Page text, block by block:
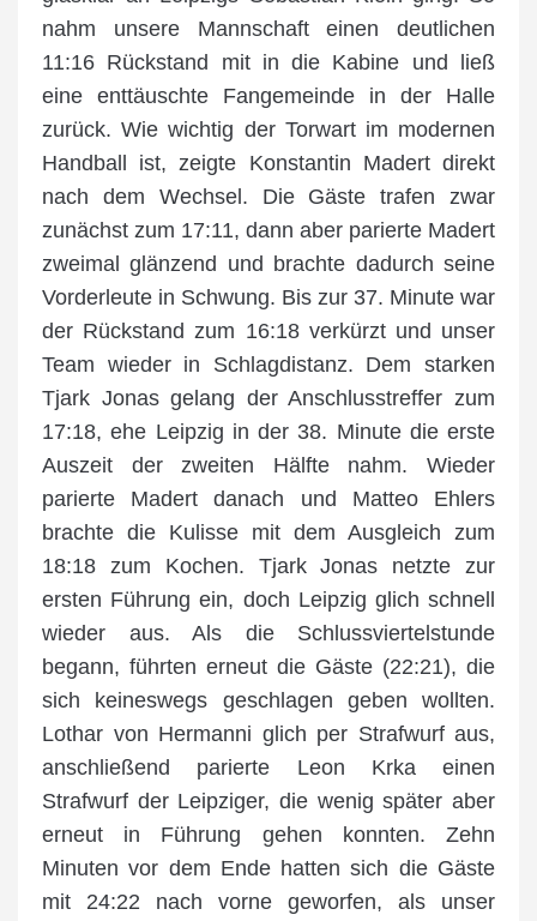
nahm unsere Mannschaft einen deutlichen
11:16 Rückstand mit in die Kabine und ließ
eine enttäuschte Fangemeinde in der Halle
zurück. Wie wichtig der Torwart im modernen
Handball ist, zeigte Konstantin Madert direkt
nach dem Wechsel. Die Gäste trafen zwar
zunächst zum 17:11, dann aber parierte Madert
zweimal glänzend und brachte dadurch seine
Vorderleute in Schwung. Bis zur 37. Minute war
der Rückstand zum 16:18 verkürzt und unser
Team wieder in Schlagdistanz. Dem starken
Tjark Jonas gelang der Anschlusstreffer zum
17:18, ehe Leipzig in der 38. Minute die erste
Auszeit der zweiten Hälfte nahm. Wieder
parierte Madert danach und Matteo Ehlers
brachte die Kulisse mit dem Ausgleich zum
18:18 zum Kochen. Tjark Jonas netzte zur
ersten Führung ein, doch Leipzig glich schnell
wieder aus. Als die Schlussviertelstunde
begann, führten erneut die Gäste (22:21), die
sich keineswegs geschlagen geben wollten.
Lothar von Hermanni glich per Strafwurf aus,
anschließend parierte Leon Krka einen
Strafwurf der Leipziger, die wenig später aber
erneut in Führung gehen konnten. Zehn
Minuten vor dem Ende hatten sich die Gäste
mit 24:22 nach vorne geworfen, als unser